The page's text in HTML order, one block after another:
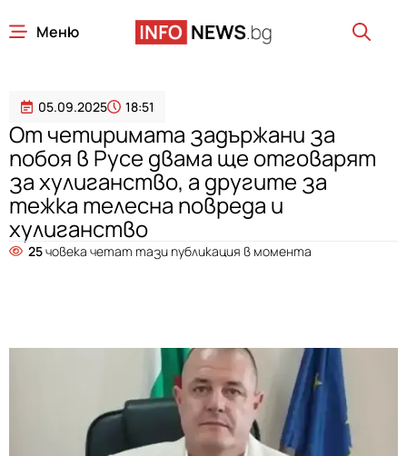
Меню
05.09.2025 18:51
От четиримата задържани за
побоя в Русе двама ще отговарят
за хулиганство, а другите за
тежка телесна повреда и
хулиганство
25човека четат тази публикация в момента